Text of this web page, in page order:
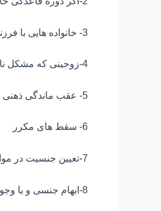
3- خانواده هایی با فرزند مبتلا به یک نقص کروموزومی
4-زوجینی که مشکل ناباروری یا نازایی دارند
5- عقب ماندگی ذهنی با دلایل نامشخص
6- سقط های مکرر
7-تعیین جنسیت در مواردی که جنسیت فرد مورد سوال است
8-ابهام جنسی و یا وجود اندامهای تناسلی غیر طبیعی